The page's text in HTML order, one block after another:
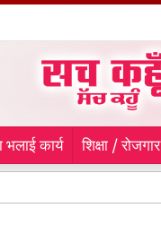
भलाई कार्य शिक्षा / रोजगार